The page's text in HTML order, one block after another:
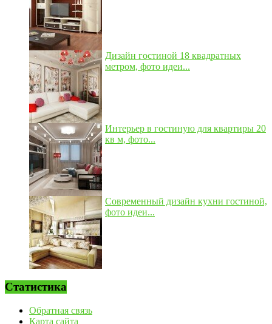
Дизайн гостиной 18 квадратных
метром, фото идеи...
Интерьер в гостиную для квартиры 20
кв м, фото...
Современный дизайн кухни гостиной,
фото идеи...
Статистика
Обратная связь
Карта сайта